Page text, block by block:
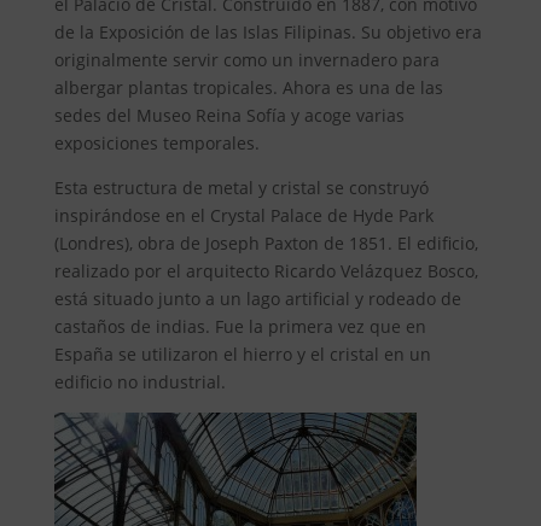
el Palacio de Cristal. Construido en 1887, con motivo
de la Exposición de las Islas Filipinas. Su objetivo era
originalmente servir como un invernadero para
albergar plantas tropicales. Ahora es una de las
sedes del Museo Reina Sofía y acoge varias
exposiciones temporales.
Esta estructura de metal y cristal se construyó
inspirándose en el Crystal Palace de Hyde Park
(Londres), obra de Joseph Paxton de 1851. El edificio,
realizado por el arquitecto Ricardo Velázquez Bosco,
está situado junto a un lago artificial y rodeado de
castaños de indias. Fue la primera vez que en
España se utilizaron el hierro y el cristal en un
edificio no industrial.